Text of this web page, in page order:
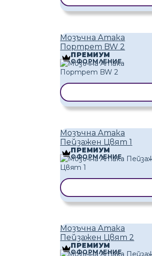
Мозъчна Атака
Портрет BW 2
ПРЕМИУМ
ОФОРМЛЕНИЕ
Мозъчна Атака
Пейзажен Цвят 1
ПРЕМИУМ
ОФОРМЛЕНИЕ
Мозъчна Атака
Пейзажен Цвят 2
ПРЕМИУМ
ОФОРМЛЕНИЕ